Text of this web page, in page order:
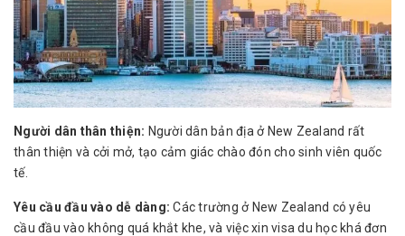
Người dân thân thiện: Người dân bản địa ở New Zealand rất
thân thiện và cởi mở, tạo cảm giác chào đón cho sinh viên quốc
tế.
Yêu cầu đầu vào dễ dàng:Các trường ở New Zealand có yêu
cầu đầu vào không quá khắt khe, và việc xin visa du học khá đơn